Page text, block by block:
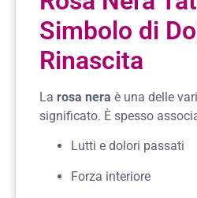
Simbolo di
Rinascita
La rosa nera è una delle
significato. È spesso
Lutti e dolori passati
Forza interiore